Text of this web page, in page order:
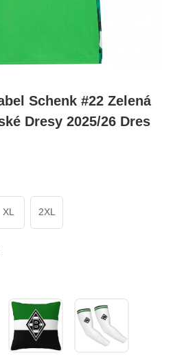
Schenk #22 Zelená
Dresy 2025/26 Dres
XL 2XL